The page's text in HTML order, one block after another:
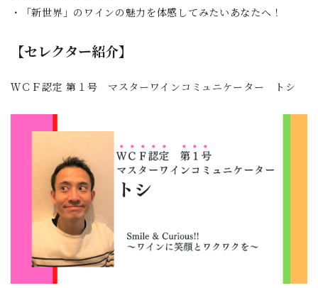
・「新世界」のワインの魅力を体感してみたいあなたへ！
【セレクター紹介】
ＷＣＦ認定 第１号 マスターワインコミュニケーター トシ